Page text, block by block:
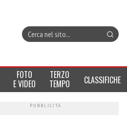
FOTO
E VIDEO
TERZO
TEMPO CLASSIFICHE